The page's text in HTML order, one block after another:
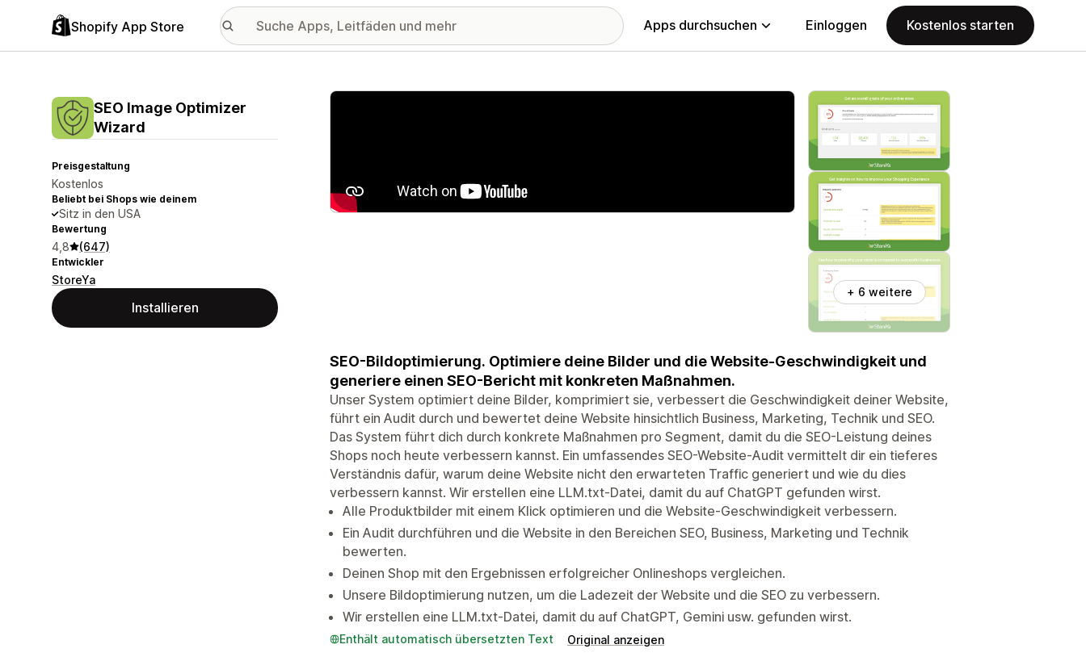
Shopify App Store Apps durchsuchen Einloggen Kostenlos starten
SEO Image Optimizer
Wizard
Preisgestaltung
Kostenlos
Beliebt bei Shops wie deinem
Sitz in den USA
Bewertung
4,8 (647)
Entwickler
StoreYa
Installieren
Vorgestellte Bildergalerie
+ 6 weitere
SEO-Bildoptimierung. Optimiere deine Bilder und die Website-Geschwindigkeit und
generiere einen SEO-Bericht mit konkreten Maßnahmen.
Unser System optimiert deine Bilder, komprimiert sie, verbessert die Geschwindigkeit deiner Website,
führt ein Audit durch und bewertet deine Website hinsichtlich Business, Marketing, Technik und SEO.
Das System führt dich durch konkrete Maßnahmen pro Segment, damit du die SEO-Leistung deines
Shops noch heute verbessern kannst. Ein umfassendes SEO-Website-Audit vermittelt dir ein tieferes
Verständnis dafür, warum deine Website nicht den erwarteten Traffic generiert und wie du dies
verbessern kannst. Wir erstellen eine LLM.txt-Datei, damit du auf ChatGPT gefunden wirst.
Alle Produktbilder mit einem Klick optimieren und die Website-Geschwindigkeit verbessern.
Ein Audit durchführen und die Website in den Bereichen SEO, Business, Marketing und Technik
bewerten.
Deinen Shop mit den Ergebnissen erfolgreicher Onlineshops vergleichen.
Unsere Bildoptimierung nutzen, um die Ladezeit der Website und die SEO zu verbessern.
Wir erstellen eine LLM.txt-Datei, damit du auf ChatGPT, Gemini usw. gefunden wirst.
Enthält automatisch übersetzten Text Original anzeigen